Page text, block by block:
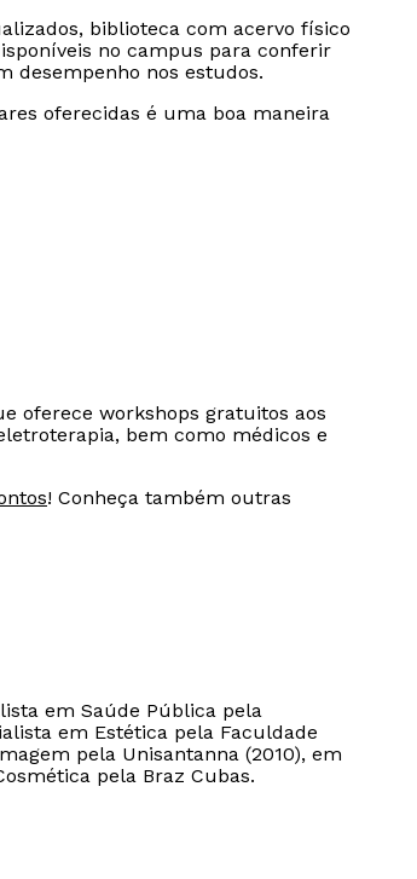
biblioteca com acervo físico
no campus para conferir
desempenho nos estudos.
oferecidas é uma boa maneira
oferece workshops gratuitos aos
bem como médicos e
! Conheça também outras
em Saúde Pública pela
em Estética pela Faculdade
pela Unisantanna (2010), em
pela Braz Cubas.
Rápido e fácil
WhatsApp
Rápido e fácil
WhatsApp